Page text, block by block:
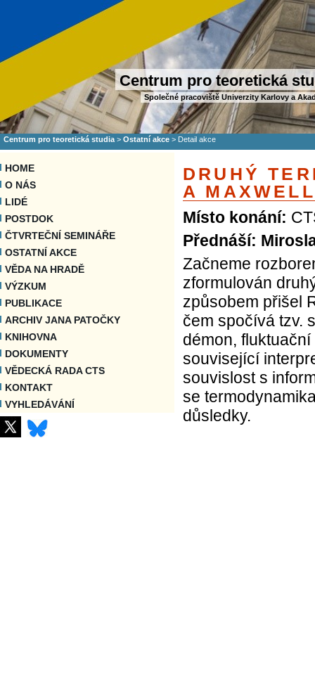
Centrum pro teoretická
Společné pracoviště Univerzity Karlovy a
Centrum pro teoretická studia > Ostatní akce > Detail akce
HOME
O NÁS
LIDÉ
POSTDOK
ČTVRTEČNÍ SEMINÁŘE
OSTATNÍ AKCE
VĚDA NA HRADĚ
VÝZKUM
PUBLIKACE
ARCHIV JANA PATOČKY
KNIHOVNA
DOKUMENTY
VĚDECKÁ RADA CTS
KONTAKT
VYHLEDÁVÁNÍ
DRUHÝ
A
Místo konání:
Přednáší:
Začneme
zformulován
způsobem přišel
čem spočívá tzv.
démon,
související
souvislost s
se
důsledky.